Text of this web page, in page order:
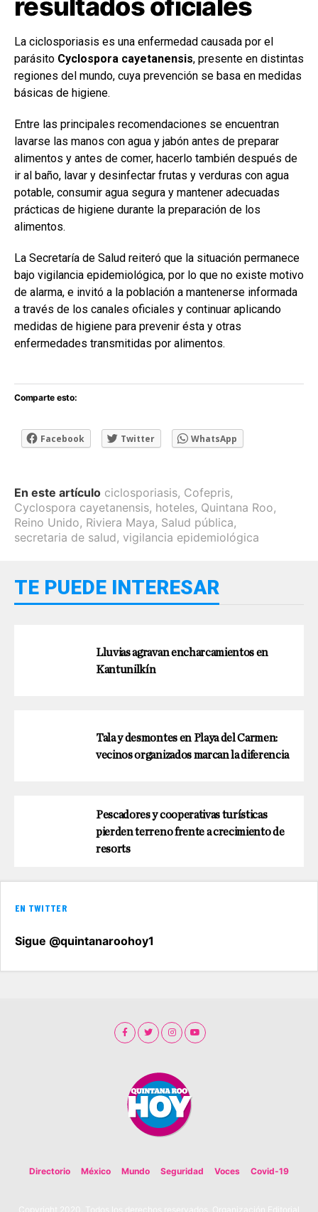
resultados oficiales
La ciclosporiasis es una enfermedad causada por el
parásito Cyclospora cayetanensis, presente en distintas
regiones del mundo, cuya prevención se basa en medidas
básicas de higiene.
Entre las principales recomendaciones se encuentran
lavarse las manos con agua y jabón antes de preparar
alimentos y antes de comer, hacerlo también después de
ir al baño, lavar y desinfectar frutas y verduras con agua
potable, consumir agua segura y mantener adecuadas
prácticas de higiene durante la preparación de los
alimentos.
La Secretaría de Salud reiteró que la situación permanece
bajo vigilancia epidemiológica, por lo que no existe motivo
de alarma, e invitó a la población a mantenerse informada
a través de los canales oficiales y continuar aplicando
medidas de higiene para prevenir ésta y otras
enfermedades transmitidas por alimentos.
Comparte esto:
Facebook Twitter WhatsApp
En este artículo ciclosporiasis, Cofepris,
Cyclospora cayetanensis, hoteles, Quintana Roo,
Reino Unido, Riviera Maya, Salud pública,
secretaria de salud, vigilancia epidemiológica
TE PUEDE INTERESAR
Lluvias agravan encharcamientos en
Kantunilkín
Tala y desmontes en Playa del Carmen:
vecinos organizados marcan la diferencia
Pescadores y cooperativas turísticas
pierden terreno frente a crecimiento de
resorts
EN TWITTER
Sigue @quintanaroohoy1
Directorio México Mundo Seguridad Voces Covid-19